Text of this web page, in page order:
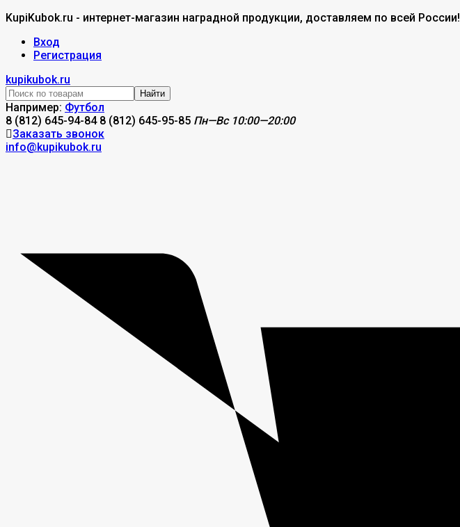
KupiKubok.ru - интернет-магазин наградной продукции, доставляем по всей России!
Вход
Регистрация
kupikubok.ru
Найти
Например: Футбол
8 (812) 645-94-84 8 (812) 645-95-85 Пн—Вс 10:00—20:00
Заказать звонок
info@kupikubok.ru